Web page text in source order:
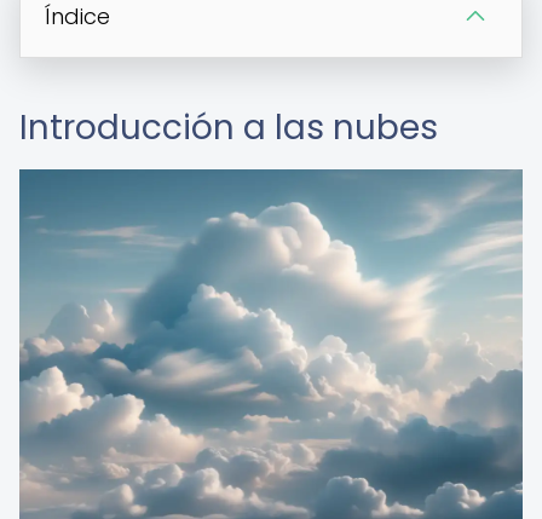
Índice
Introducción a las nubes